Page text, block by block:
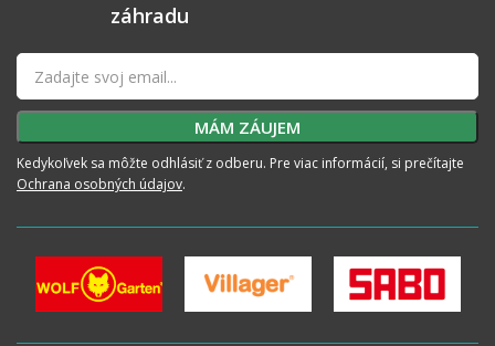
záhradu
Kedykoľvek sa môžte odhlásiť z odberu. Pre viac informácií, si prečítajte
Ochrana osobných údajov.